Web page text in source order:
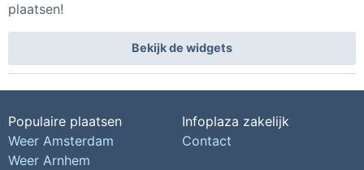
plaatsen!
Bekijk de widgets
Populaire plaatsen
Weer Amsterdam
Weer Arnhem
Infoplaza zakelijk
Contact